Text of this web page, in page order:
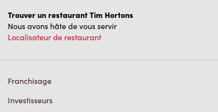
Trouver un restaurant Tim Hortons
Nous avons hâte de vous servir
Localisateur de restaurant
Franchisage
Investisseurs